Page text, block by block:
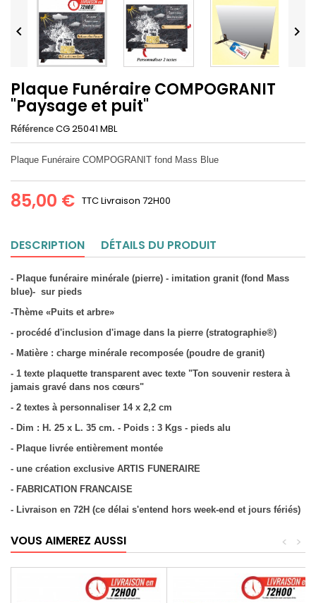
 
Plaque Funéraire COMPOGRANIT
"Paysage et puit"
Référence CG 25041 MBL
Plaque Funéraire COMPOGRANIT fond Mass Blue
85,00 € TTCLivraison 72H00
DESCRIPTION DÉTAILS DU PRODUIT
- Plaque funéraire minérale (pierre) - imitation granit (fond Mass
blue)- sur pieds
-Thème «Puits et arbre»
- procédé d'inclusion d'image dans la pierre (stratographie®)
- Matière : charge minérale recomposée (poudre de granit)
- 1 texte plaquette transparent avec texte "Ton souvenir restera à
jamais gravé dans nos cœurs"
- 2 textes à personnaliser 14 x 2,2 cm
- Dim : H. 25 x L. 35 cm. - Poids : 3 Kgs - pieds alu
- Plaque livrée entièrement montée
- une création exclusive ARTIS FUNERAIRE
- FABRICATION FRANCAISE
- Livraison en 72H (ce délai s'entend hors week-end et jours fériés)
VOUS AIMEREZ AUSSI >
<